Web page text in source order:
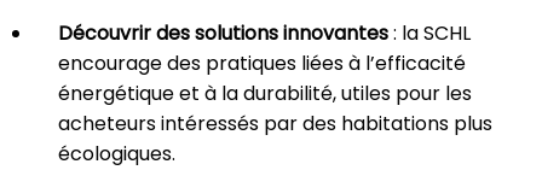
Découvrir des solutions innovantes: la SCHL
encourage des pratiques liées à l’efficacité
énergétique et à la durabilité, utiles pour les
acheteurs intéressés par des habitations plus
écologiques.